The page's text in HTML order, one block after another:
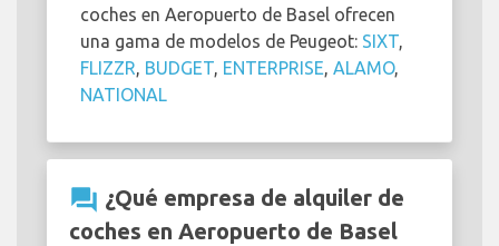
coches en Aeropuerto de Basel ofrecen
una gama de modelos de Peugeot: SIXT,
FLIZZR, BUDGET, ENTERPRISE, ALAMO,
NATIONAL
question_answer ¿Qué empresa de alquiler de
coches en Aeropuerto de Basel